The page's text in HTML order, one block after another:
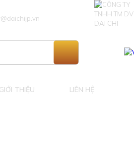
GIỚI THIỆU LIÊN HỆ